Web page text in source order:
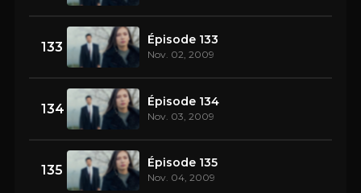
133 Épisode 133
Nov. 02, 2009
134 Épisode 134
Nov. 03, 2009
135 Épisode 135
Nov. 04, 2009